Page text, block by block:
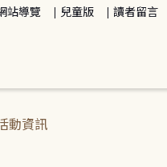
站導覽 兒童版 讀者留言
動資訊